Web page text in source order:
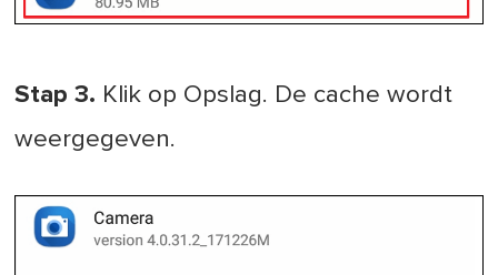
Stap 3. Klik op Opslag. De cache wordt
weergegeven.